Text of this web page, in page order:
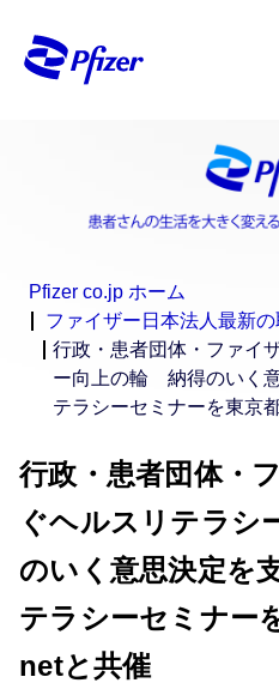
Pfizer co.jp ホーム
ファイザー日本法人最新
行政・患者団体・ファイ
ー向上の輪 納得のいく
テラシーセミナーを東京
行政・患者団体・
ぐヘルスリテラ
のいく意思決定を
テラシーセミナー
netと共催